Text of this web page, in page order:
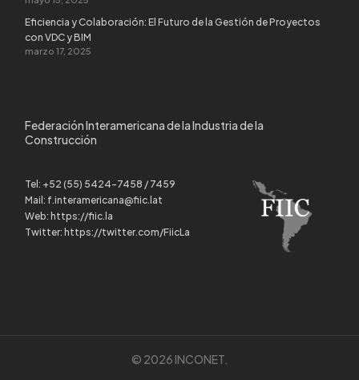
Eficiencia y Colaboración: El Futuro de la Gestión de Proyectos
con VDC y BIM
marzo 17, 2025
Federación Interamericana de la Industria de la
Construcción
Tel: +52 (55) 5424-7458 / 7459
Mail: f.interamericana@fiic.lat
Web: https://fiic.la
Twitter: https://twitter.com/FiicLa
© 2026 INCONET.